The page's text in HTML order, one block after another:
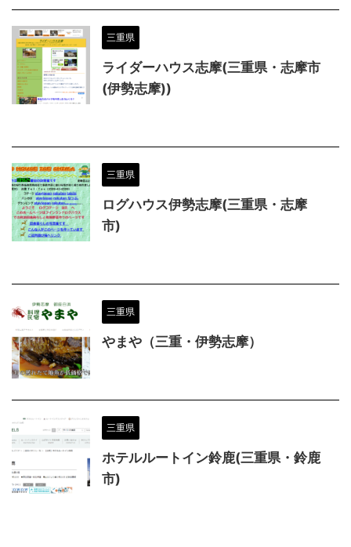
三重県
ライダーハウス志摩(三重県・志摩市
(伊勢志摩))
三重県
ログハウス伊勢志摩(三重県・志摩
市)
三重県
やまや（三重・伊勢志摩）
三重県
ホテルルートイン鈴鹿(三重県・鈴鹿
市)